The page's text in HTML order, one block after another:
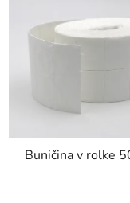
Buničina v rolke